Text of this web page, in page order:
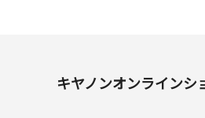
キヤノンオンラインシ